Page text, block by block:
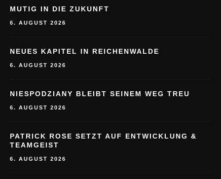
MUTIG IN DIE ZUKUNFT
6. AUGUST 2026
NEUES KAPITEL IN REICHENWALDE
6. AUGUST 2026
NIESPODZIANY BLEIBT SEINEM WEG TREU
6. AUGUST 2026
PATRICK ROSE SETZT AUF ENTWICKLUNG &
TEAMGEIST
6. AUGUST 2026